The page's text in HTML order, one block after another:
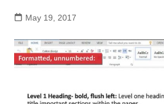
May 19, 2017